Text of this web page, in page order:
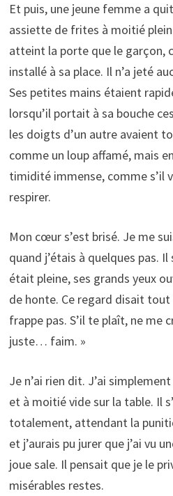
Et puis, une jeune femme a
assiette de frites à moitié
atteint la porte que le garçon,
installé à sa place. Il n’a jeté
Ses petites mains étaient
lorsqu’il portait à sa bouche
les doigts d’un autre avaient
comme un loup affamé, mais
timidité immense, comme s’il
respirer.
Mon cœur s’est brisé. Je me
quand j’étais à quelques pas. Il
était pleine, ses grands yeux
de honte. Ce regard disait tout
frappe pas. S’il te plaît, ne me
juste… faim. »
Je n’ai rien dit. J’ai
et à moitié vide sur la table. Il
totalement, attendant la
et j’aurais pu jurer que j’ai vu
joue sale. Il pensait que je le
misérables restes.